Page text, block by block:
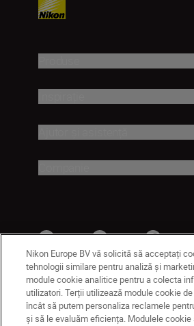
MD Nikon Sites
Contactaţi-ne Politică de
Nikon Europe BV vă solicită să acceptați
tehnologii similare pentru analiză și
module cookie analitice pentru a colecta
utilizatori. Terții utilizează module cookie
încât să putem personaliza reclamele
și să le evaluăm eficiența. Modulele